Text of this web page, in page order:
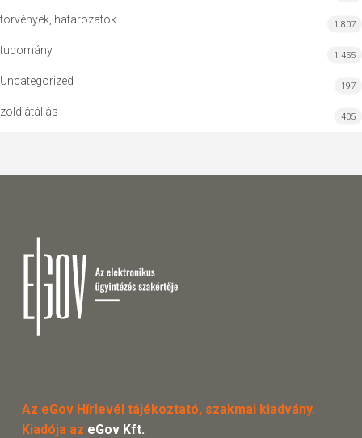
törvények, határozatok 1 807
tudomány 1 455
Uncategorized 197
zöld átállás 405
Az eGov Hírlevél tájékoztató, szakmai kiadvány.
Kiadója az eGov Kft.